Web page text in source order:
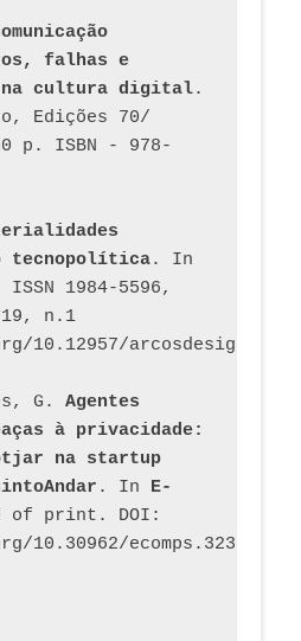
falhas e
na cultura digital.
Edições 70/
p. ISBN - 978-
tecnopolítica
ISSN 1984-5596,
19, n.1
10.12957/
G. Agentes
à privacidade:
na startup
. In E-
of print. DOI:
ecomps.3231